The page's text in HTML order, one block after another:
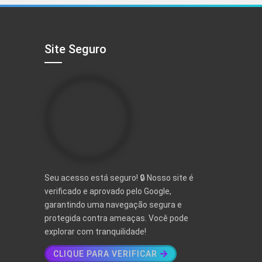
Site Seguro
Seu acesso está seguro! 🔒 Nosso site é
verificado e aprovado pelo Google,
garantindo uma navegação segura e
protegida contra ameaças. Você pode
explorar com tranquilidade!
CLIQUE PARA VERIFICAR